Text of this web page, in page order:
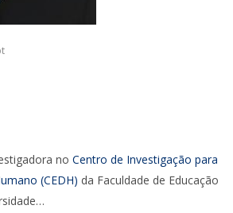
no Centro de Investigação para
(CEDH) da Faculdade de Educação